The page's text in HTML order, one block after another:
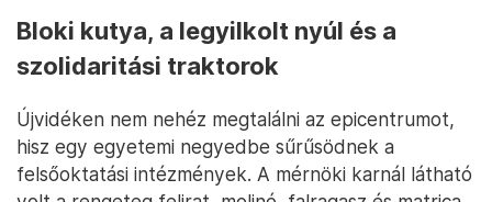
Bloki kutya, a legyilkolt nyúl és a
szolidaritási traktorok
Újvidéken nem nehéz megtalálni az epicentrumot,
hisz egy egyetemi negyedbe sűrűsödnek a
felsőoktatási intézmények. A mérnöki karnál látható